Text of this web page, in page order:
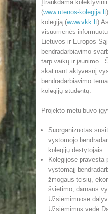
Įtraukdama
(www.utenos-kolegija.lt
kolegiją (www.vkk.lt)
visuomenės
Lietuvos ir Europos
bendradarbiavimo
tarp vaikų ir jaunimo.
skatinant aktyvesnį
bendradarbiavimo
kolegijų studentų.
Projekto metu buvo
Suorganizuotas
vystomojo
kolegijų dėstytojais.
Kolegijose pravesta
vystomąjį
žmogaus teisių,
švietimo, darnaus
Užsiėmimuose
Užsiėmimus vedė